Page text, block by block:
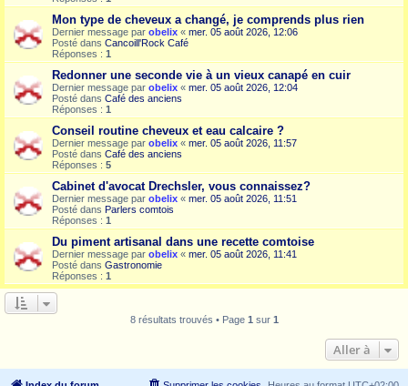
Mon type de cheveux a changé, je comprends plus rien
Dernier message par obelix « mer. 05 août 2026, 12:06
Posté dans Cancoill'Rock Café
Réponses : 1
Redonner une seconde vie à un vieux canapé en cuir
Dernier message par obelix « mer. 05 août 2026, 12:04
Posté dans Café des anciens
Réponses : 1
Conseil routine cheveux et eau calcaire ?
Dernier message par obelix « mer. 05 août 2026, 11:57
Posté dans Café des anciens
Réponses : 5
Cabinet d'avocat Drechsler, vous connaissez?
Dernier message par obelix « mer. 05 août 2026, 11:51
Posté dans Parlers comtois
Réponses : 1
Du piment artisanal dans une recette comtoise
Dernier message par obelix « mer. 05 août 2026, 11:41
Posté dans Gastronomie
Réponses : 1
8 résultats trouvés • Page 1 sur 1
Aller à